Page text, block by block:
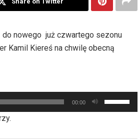
nowego już czwartego sezonu
Kamil Kiereś na chwilę obecną
00:00
strzałek